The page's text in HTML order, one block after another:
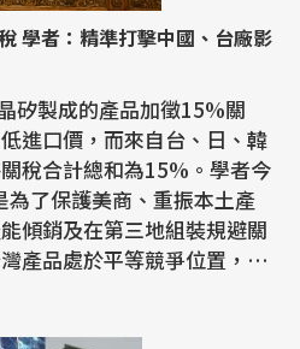
矽製成的產品加徵15%關
進口價，而來自台、日、韓
稅合計總和為15%。學者今
了保護美商、重振本土產
傾銷及在第三地組裝規避關
產品處於平等競爭位置，對